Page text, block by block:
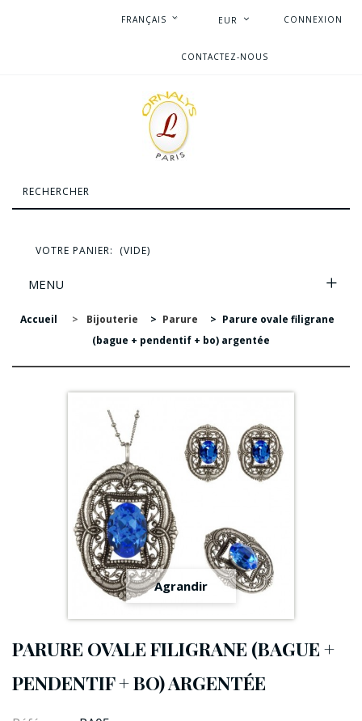
CONNEXION
EUR
FRANÇAIS
CONTACTEZ-NOUS
VOTRE PANIER: (VIDE)
MENU
Accueil > Bijouterie > Parure > Parure ovale filigrane
(bague + pendentif + bo) argentée
Agrandir
PARURE OVALE FILIGRANE (BAGUE +
PENDENTIF + BO) ARGENTÉE